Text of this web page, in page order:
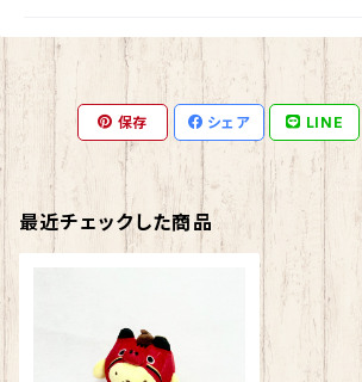
保存 シェア LINE
最近チェックした商品